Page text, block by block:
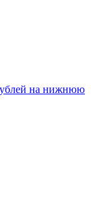
на нижнюю